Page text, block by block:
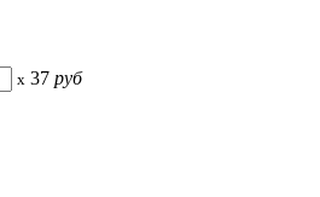
x 37 руб